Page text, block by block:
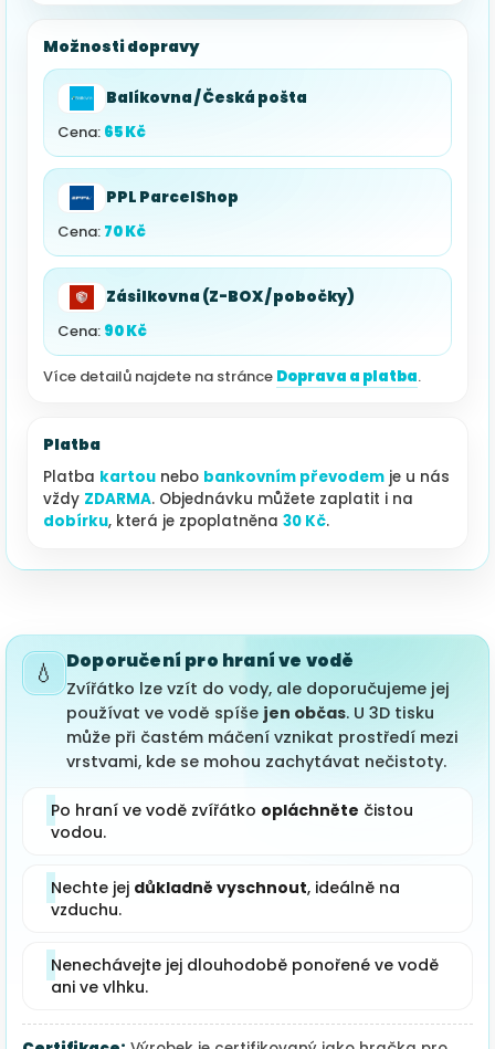
Možnosti dopravy
Balíkovna / Česká pošta
Cena: 65 Kč
PPL ParcelShop
Cena: 70 Kč
Zásilkovna (Z-BOX / pobočky)
Cena: 90 Kč
Více detailů najdete na stránce Doprava a platba.
Platba
Platba kartou nebo bankovním převodem je u nás
vždy ZDARMA. Objednávku můžete zaplatit i na
dobírku, která je zpoplatněna 30 Kč.
💧 Doporučení pro hraní ve vodě
Zvířátko lze vzít do vody, ale doporučujeme jej
používat ve vodě spíše jen občas. U 3D tisku
může při častém máčení vznikat prostředí mezi
vrstvami, kde se mohou zachytávat nečistoty.
Po hraní ve vodě zvířátko opláchněte čistou
vodou.
Nechte jej důkladně vyschnout, ideálně na
vzduchu.
Nenechávejte jej dlouhodobě ponořené ve vodě
ani ve vlhku.